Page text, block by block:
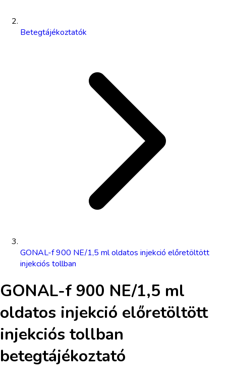
Betegtájékoztatók
GONAL-f 900 NE/1,5 ml oldatos injekció előretöltött
injekciós tollban
GONAL-f 900 NE/1,5 ml
oldatos injekció előretöltött
injekciós tollban
betegtájékoztató